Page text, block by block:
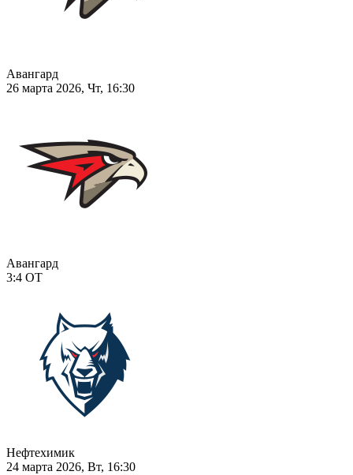
Авангард
26 марта 2026, Чт, 16:30
Авангард
3:4 ОТ
Нефтехимик
24 марта 2026, Вт, 16:30